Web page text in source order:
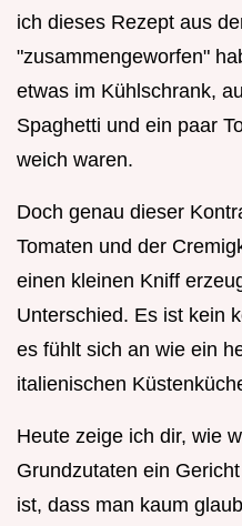
ich dieses Rezept aus
"zusammengeworfen"
etwas im Kühlschrank,
Spaghetti und ein paar
weich waren.
Doch genau dieser
Tomaten und der
einen kleinen Kniff
Unterschied. Es ist kein
es fühlt sich an wie ein
italienischen
Heute zeige ich dir, wie
Grundzutaten ein
ist, dass man kaum